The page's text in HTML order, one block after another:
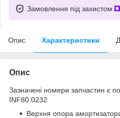
Замовлення під захистом
Опис Характеристики
Опис
Зазначені номери запчастин є
INF80.0232
Верхня опора